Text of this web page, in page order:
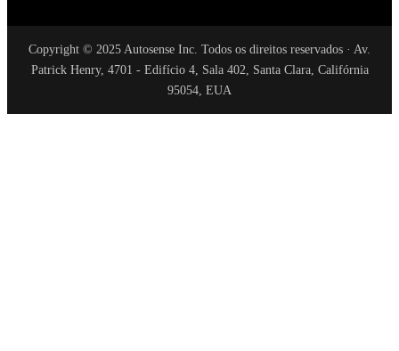
Copyright © 2025 Autosense Inc. Todos os direitos reservados · Av.
Patrick Henry, 4701 - Edifício 4, Sala 402, Santa Clara, Califórnia
95054, EUA